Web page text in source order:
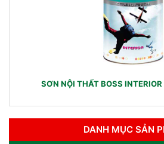
SƠN NỘI THẤT BOSS
DANH MỤC SẢN